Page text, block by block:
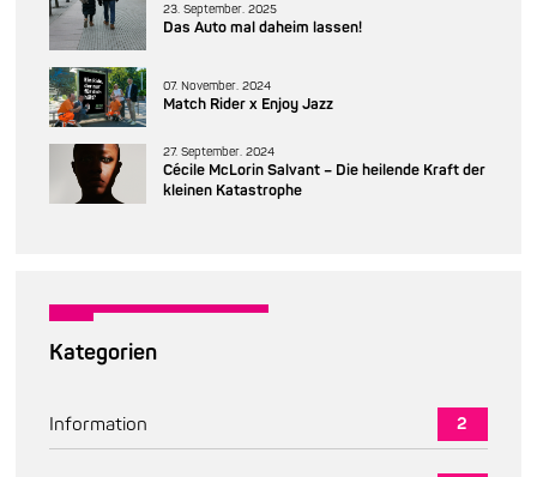
23. September. 2025
Das Auto mal daheim lassen!
07. November. 2024
Match Rider x Enjoy Jazz
27. September. 2024
Cécile McLorin Salvant – Die heilende Kraft der
kleinen Katastrophe
Kategorien
Information 2